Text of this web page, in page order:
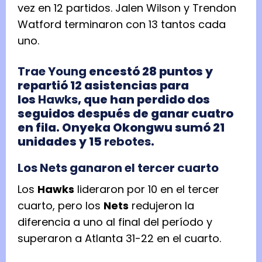
vez en 12 partidos. Jalen Wilson y Trendon
Watford terminaron con 13 tantos cada
uno.
Trae Young encestó 28 puntos y
repartió 12 asistencias para
los Hawks, que han perdido dos
seguidos después de ganar cuatro
en fila. Onyeka Okongwu sumó 21
unidades y 15 rebotes.
Los Nets ganaron el tercer cuarto
Los Hawks lideraron por 10 en el tercer
cuarto, pero los Nets redujeron la
diferencia a uno al final del período y
superaron a Atlanta 31-22 en el cuarto.